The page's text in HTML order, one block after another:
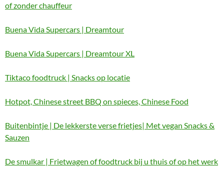
of zonder chauffeur
Buena Vida Supercars | Dreamtour
Buena Vida Supercars | Dreamtour XL
Tiktaco foodtruck | Snacks op locatie
Hotpot, Chinese street BBQ on spieces, Chinese Food
Buitenbintje | De lekkerste verse frietjes| Met vegan Snacks &
Sauzen
De smulkar | Frietwagen of foodtruck bij u thuis of op het werk